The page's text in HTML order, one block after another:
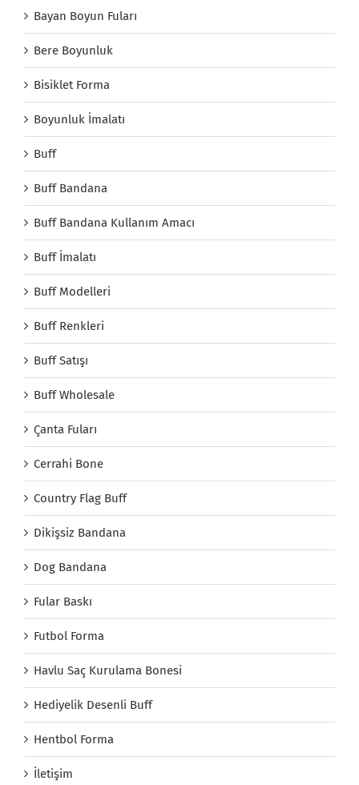
Bayan Boyun Fuları
Bere Boyunluk
Bisiklet Forma
Boyunluk İmalatı
Buff
Buff Bandana
Buff Bandana Kullanım Amacı
Buff İmalatı
Buff Modelleri
Buff Renkleri
Buff Satışı
Buff Wholesale
Çanta Fuları
Cerrahi Bone
Country Flag Buff
Dikişsiz Bandana
Dog Bandana
Fular Baskı
Futbol Forma
Havlu Saç Kurulama Bonesi
Hediyelik Desenli Buff
Hentbol Forma
İletişim